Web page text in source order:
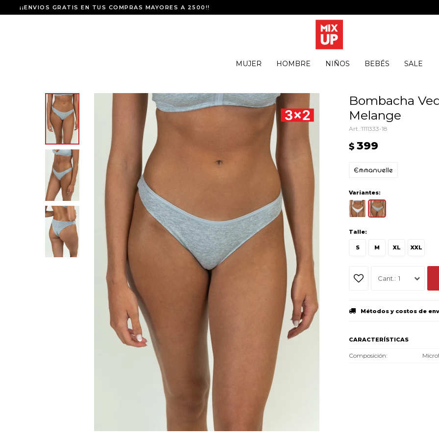
MUJER HOMBRE NIÑOS BEBÉS SALE
¡¡ENVIOS GRATIS EN TUS COMPRAS MAYORES A 2500!!
Bombacha
Melange
1111333-18
$ 399
Variantes:
Talle:
S M XL XXL
1
Métodos y costos de
CARACTERÍSTICAS
Composición